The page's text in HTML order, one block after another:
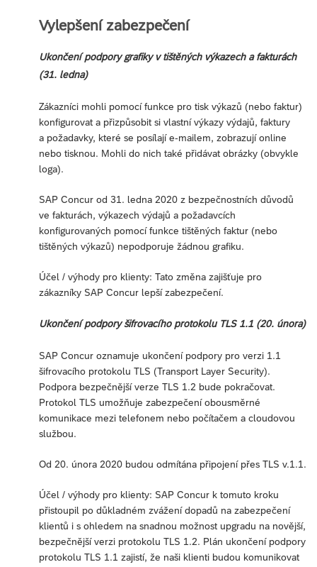
Vylepšení zabezpečení
Ukončení podpory grafiky v tištěných výkazech a fakturách
(31. ledna)
Zákazníci mohli pomocí funkce pro tisk výkazů (nebo faktur)
konfigurovat a přizpůsobit si vlastní výkazy výdajů, faktury
a požadavky, které se posílají e-mailem, zobrazují online
nebo tisknou. Mohli do nich také přidávat obrázky (obvykle
loga).
SAP Concur od 31. ledna 2020 z bezpečnostních důvodů
ve fakturách, výkazech výdajů a požadavcích
konfigurovaných pomocí funkce tištěných faktur (nebo
tištěných výkazů) nepodporuje žádnou grafiku.
Účel / výhody pro klienty: Tato změna zajišťuje pro
zákazníky SAP Concur lepší zabezpečení.
Ukončení podpory šifrovacího protokolu TLS 1.1 (20. února)
SAP Concur oznamuje ukončení podpory pro verzi 1.1
šifrovacího protokolu TLS (Transport Layer Security).
Podpora bezpečnější verze TLS 1.2 bude pokračovat.
Protokol TLS umožňuje zabezpečení obousměrné
komunikace mezi telefonem nebo počítačem a cloudovou
službou.
Od 20. února 2020 budou odmítána připojení přes TLS v.1.1.
Účel / výhody pro klienty: SAP Concur k tomuto kroku
přistoupil po důkladném zvážení dopadů na zabezpečení
klientů i s ohledem na snadnou možnost upgradu na novější,
bezpečnější verzi protokolu TLS 1.2. Plán ukončení podpory
protokolu TLS 1.1 zajistí, že naši klienti budou komunikovat